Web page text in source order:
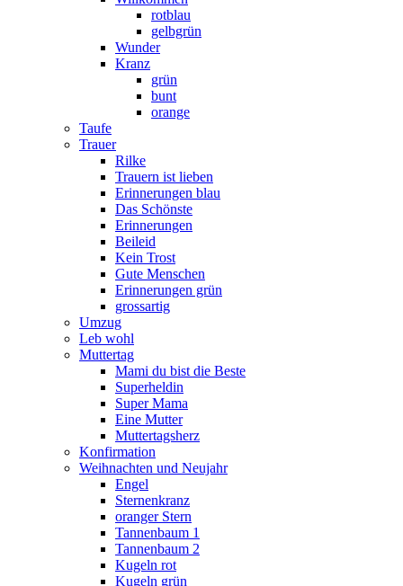
rotblau
gelbgrün
Wunder
Kranz
grün
bunt
orange
Taufe
Trauer
Rilke
Trauern ist lieben
Erinnerungen blau
Das Schönste
Erinnerungen
Beileid
Kein Trost
Gute Menschen
Erinnerungen grün
grossartig
Umzug
Leb wohl
Muttertag
Mami du bist die Beste
Superheldin
Super Mama
Eine Mutter
Muttertagsherz
Konfirmation
Weihnachten und Neujahr
Engel
Sternenkranz
oranger Stern
Tannenbaum 1
Tannenbaum 2
Kugeln rot
Kugeln grün